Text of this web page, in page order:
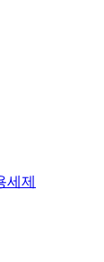
세제